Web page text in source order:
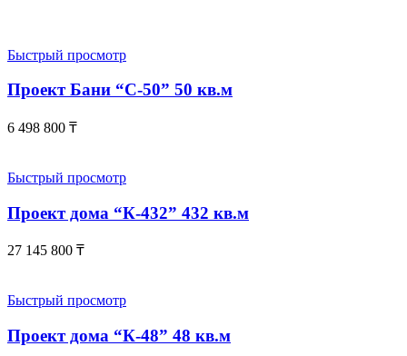
Быстрый просмотр
Проект Бани “С-50” 50 кв.м
6 498 800 ₸
Быстрый просмотр
Проект дома “К-432” 432 кв.м
27 145 800 ₸
Быстрый просмотр
Проект дома “К-48” 48 кв.м